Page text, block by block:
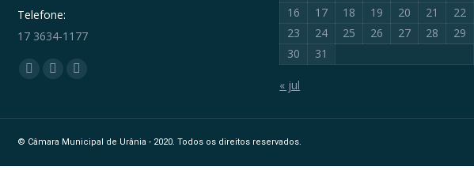
Telefone:
17 3634-1177
Encontre-nos em:
Facebook
opens
in
YouTube
opens
in
Whatsapp
opens
in
16
17 18 19 20 21
22
23
24 25 26 27 28
29
30
31
« jul
© Câmara Municipal de Urânia - 2020. Todos os direitos reservados.